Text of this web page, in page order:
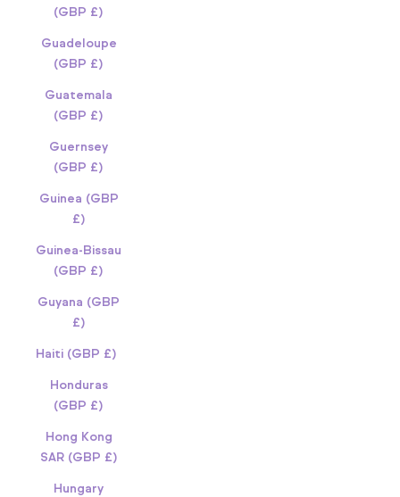
(GBP £)
Guadeloupe
(GBP £)
Guatemala
(GBP £)
Guernsey
(GBP £)
Guinea (GBP
£)
Guinea-Bissau
(GBP £)
Guyana (GBP
£)
Haiti (GBP £)
Honduras
(GBP £)
Hong Kong
SAR (GBP £)
Hungary